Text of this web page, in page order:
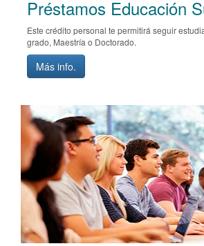
Préstamos Educación
Este crédito personal te permitirá seguir
grado, Maestría o Doctorado.
Más info.